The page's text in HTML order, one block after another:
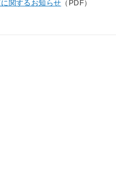
関するお知らせ （PDF）